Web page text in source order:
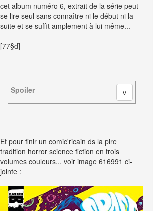
cet album numéro 6, extrait de la série peut
se lire seul sans connaître ni le début ni la
suite et se suffit amplement à lui même...
[77§d]
Spoiler
Et pour finir un comic'ricain ds la pire
tradition horror science fiction en trois
volumes couleurs... voir image 616991 ci-
jointe :